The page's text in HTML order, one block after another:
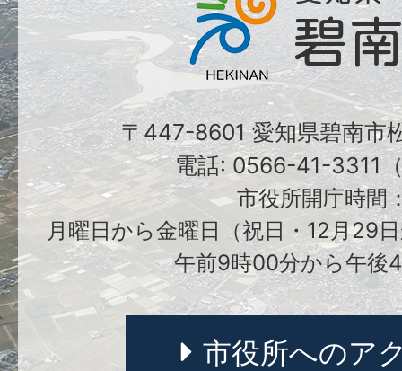
〒447-8601 愛知県碧南市
電話: 0566-41-3311
市役所開庁時間
月曜日から金曜日（祝日・12月29
午前9時00分から午後
市役所へのア